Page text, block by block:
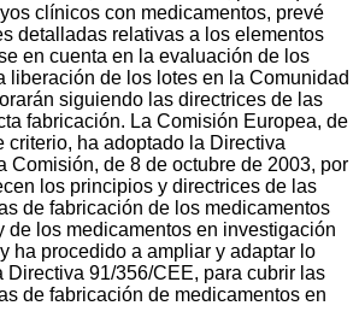
clínicos con medicamentos, prevé
detalladas relativas a los elementos
en cuenta en la evaluación de los
liberación de los lotes en la Comunidad
siguiendo las directrices de las
fabricación. La Comisión Europea, de
criterio, ha adoptado la Directiva
Comisión, de 8 de octubre de 2003, por
los principios y directrices de las
de fabricación de los medicamentos
de los medicamentos en investigación
ha procedido a ampliar y adaptar lo
Directiva 91/356/CEE, para cubrir las
de fabricación de medicamentos en